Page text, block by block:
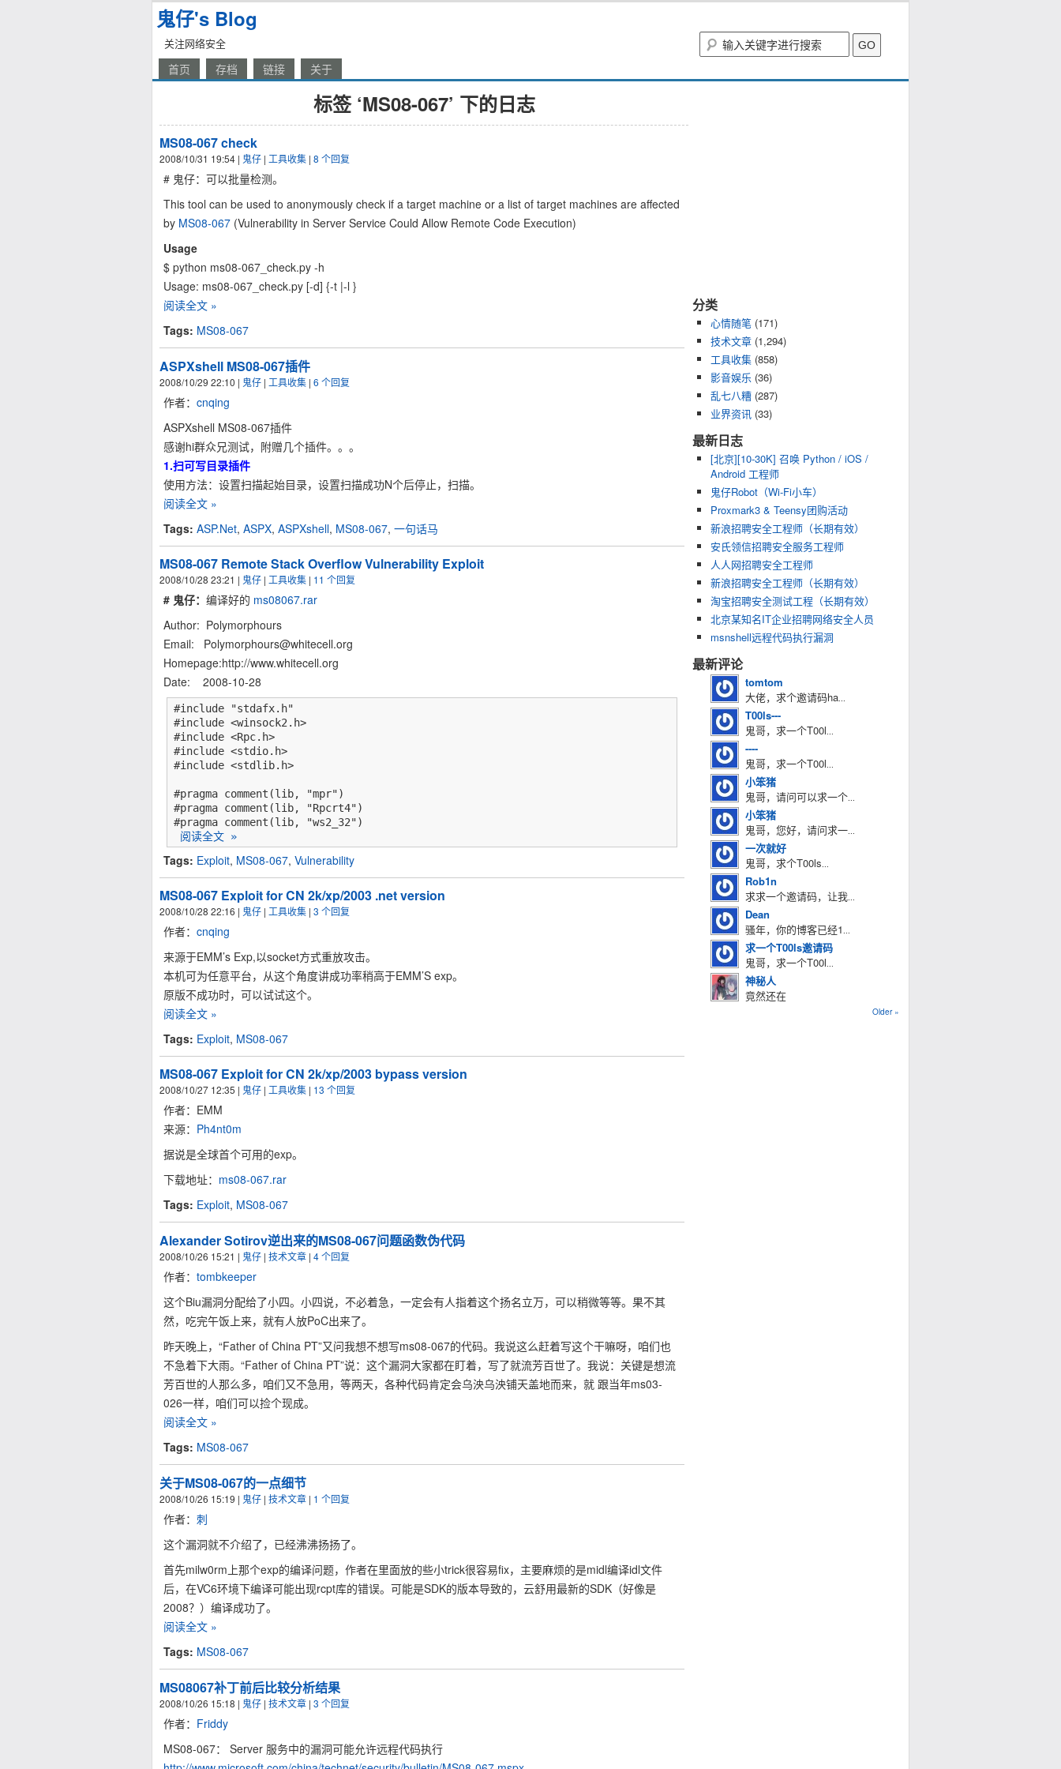
鬼仔's Blog
关注网络安全
首页 存档 链接 关于
标签 ‘MS08-067’ 下的日志
MS08-067 check
2008/10/31 19:54 | 鬼仔 | 工具收集 | 8 个回复
# 鬼仔：可以批量检测。
This tool can be used to anonymously check if a target machine or a list of target machines are affected
by MS08-067 (Vulnerability in Server Service Could Allow Remote Code Execution)
Usage
$ python ms08-067_check.py -h
Usage: ms08-067_check.py [-d] {-t |-l }
阅读全文 »
Tags: MS08-067
ASPXshell MS08-067插件
2008/10/29 22:10 | 鬼仔 | 工具收集 | 6 个回复
作者： cnqing
ASPXshell MS08-067插件
感谢hi群众兄测试，附赠几个插件。。。
1.扫可写目录插件
使用方法：设置扫描起始目录，设置扫描成功N个后停止，扫描。
阅读全文 »
Tags: ASP.Net, ASPX, ASPXshell, MS08-067, 一句话马
MS08-067 Remote Stack Overflow Vulnerability Exploit
2008/10/28 23:21 | 鬼仔 | 工具收集 | 11 个回复
# 鬼仔： 编译好的 ms08067.rar
Author: Polymorphours
Email: Polymorphours@whitecell.org
Homepage:http://www.whitecell.org
Date: 2008-10-28
#include "stdafx.h"
#include <winsock2.h>
#include <Rpc.h>
#include <stdio.h>
#include <stdlib.h>
#pragma comment(lib, "mpr")
#pragma comment(lib, "Rpcrt4")
#pragma comment(lib, "ws2_32")
阅读全文 »
Tags: Exploit, MS08-067, Vulnerability
MS08-067 Exploit for CN 2k/xp/2003 .net version
2008/10/28 22:16 | 鬼仔 | 工具收集 | 3 个回复
作者： cnqing
来源于EMM’s Exp,以socket方式重放攻击。
本机可为任意平台，从这个角度讲成功率稍高于EMM’S exp。
原版不成功时，可以试试这个。
阅读全文 »
Tags: Exploit, MS08-067
MS08-067 Exploit for CN 2k/xp/2003 bypass version
2008/10/27 12:35 | 鬼仔 | 工具收集 | 13 个回复
作者：EMM
来源： Ph4nt0m
据说是全球首个可用的exp。
下载地址： ms08-067.rar
Tags: Exploit, MS08-067
Alexander Sotirov逆出来的MS08-067问题函数伪代码
2008/10/26 15:21 | 鬼仔 | 技术文章 | 4 个回复
作者： tombkeeper
这个Biu漏洞分配给了小四。小四说，不必着急，一定会有人指着这个扬名立万，可以稍微等等。果不其
然，吃完午饭上来，就有人放PoC出来了。
昨天晚上，“Father of China PT”又问我想不想写ms08-067的代码。我说这么赶着写这个干嘛呀，咱们也
不急着下大雨。“Father of China PT”说：这个漏洞大家都在盯着，写了就流芳百世了。我说：关键是想流
芳百世的人那么多，咱们又不急用，等两天，各种代码肯定会乌泱乌泱铺天盖地而来，就 跟当年ms03-
026一样，咱们可以捡个现成。
阅读全文 »
Tags: MS08-067
关于MS08-067的一点细节
2008/10/26 15:19 | 鬼仔 | 技术文章 | 1 个回复
作者： 刺
这个漏洞就不介绍了，已经沸沸扬扬了。
首先milw0rm上那个exp的编译问题，作者在里面放的些小trick很容易fix，主要麻烦的是midl编译idl文件
后，在VC6环境下编译可能出现rcpt库的错误。可能是SDK的版本导致的，云舒用最新的SDK（好像是
2008？）编译成功了。
阅读全文 »
Tags: MS08-067
MS08067补丁前后比较分析结果
2008/10/26 15:18 | 鬼仔 | 技术文章 | 3 个回复
作者： Friddy
MS08-067： Server 服务中的漏洞可能允许远程代码执行
分类
心情随笔 (171)
技术文章 (1,294)
工具收集 (858)
影音娱乐 (36)
乱七八糟 (287)
业界资讯 (33)
最新日志
[北京][10-30K] 召唤 Python / iOS /
Android 工程师
鬼仔Robot（Wi-Fi小车）
Proxmark3 & Teensy团购活动
新浪招聘安全工程师（长期有效）
安氏领信招聘安全服务工程师
人人网招聘安全工程师
新浪招聘安全工程师（长期有效）
淘宝招聘安全测试工程（长期有效）
北京某知名IT企业招聘网络安全人员
msnshell远程代码执行漏洞
最新评论
tomtom
大佬，求个邀请码ha...
T00ls---
鬼哥，求一个T00l...
----
鬼哥，求一个T00l...
小笨猪
鬼哥，请问可以求一个...
小笨猪
鬼哥，您好，请问求一...
一次就好
鬼哥，求个T00ls...
Rob1n
求求一个邀请码，让我...
Dean
骚年，你的博客已经1...
求一个T00ls邀请码
鬼哥，求一个T00l...
神秘人
竟然还在
Older »